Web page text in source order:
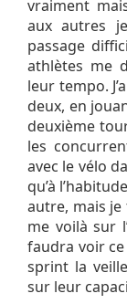
vraiment
aux autres
passage
athlètes me
leur tempo.
deux, en
deuxième
les
avec le vélo
qu’à
autre, mais
me voilà sur
faudra voir ce
sprint la
sur leur